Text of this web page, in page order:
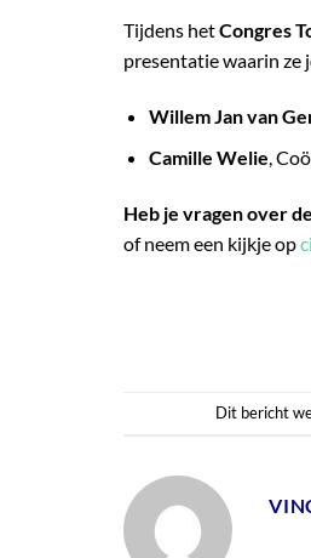
Tijdens hetCongres
presentatie waarin ze
Willem Jan van
Camille Welie,
Heb je vragen over
of neem een kijkje op
Dit bericht